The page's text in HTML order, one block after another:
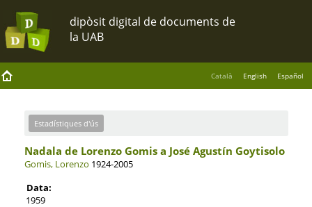
Català English Español
Estadístiques d'ús
Nadala de Lorenzo Gomis a José Agustín Goytisolo
Gomis, Lorenzo 1924-2005
Data:
1959